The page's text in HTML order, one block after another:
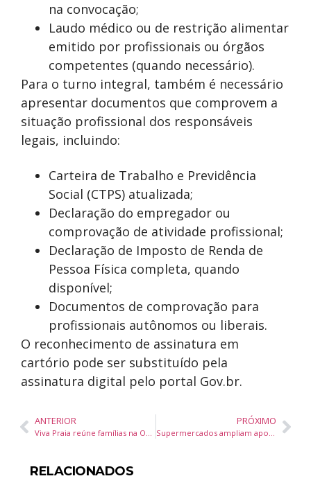
na convocação;
Laudo médico ou de restrição alimentar
emitido por profissionais ou órgãos
competentes (quando necessário).
Para o turno integral, também é necessário
apresentar documentos que comprovem a
situação profissional dos responsáveis
legais, incluindo:
Carteira de Trabalho e Previdência
Social (CTPS) atualizada;
Declaração do empregador ou
comprovação de atividade profissional;
Declaração de Imposto de Renda de
Pessoa Física completa, quando
disponível;
Documentos de comprovação para
profissionais autônomos ou liberais.
O reconhecimento de assinatura em
cartório pode ser substituído pela
assinatura digital pelo portal Gov.br.
ANTERIOR
Viva Praia reúne famílias na Orla Central e promove lazer com clima da Copa do Mundo em Itapema
PRÓXIMO
Supermercados ampliam aposta em produção própria para elevar margem e impulsionam demanda por tecnologia na ExpoSuper 2026
RELACIONADOS